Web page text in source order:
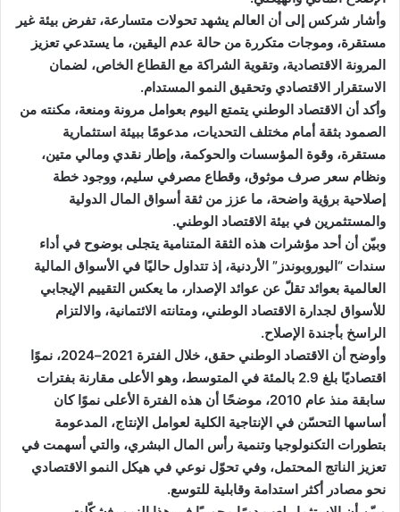
وأشار شركس إلى أن العالم يشهد تحولات متسارعة، تفرض بيئة غير
مستقرة، وموجات متكررة من حالة عدم اليقين، ما يستدعي تعزيز
المرونة الاقتصادية، وتقوية الشراكة مع القطاع الخاص، لضمان
الاستقرار الاقتصادي وتحقيق النمو المستدام.
وأكد أن الاقتصاد الوطني يتمتع اليوم بعوامل مرونة ومنعة، مكنته من
الصمود بثقة أمام مختلف التحديات، مدعومًا ببيئة استثمارية
مستقرة، وقوة المؤسسات والحوكمة، وإطار نقدي ومالي متين،
ونظام سعر صرف موثوق، وقطاع مصرفي سليم، ووجود خطة
إصلاحية برؤية واضحة، ما عزز من ثقة أسواق المال الدولية
والمستثمرين في بيئة الاقتصاد الوطني.
وبيّن أن أحد مؤشرات هذه الثقة المتنامية يتجلى بوضوح في أداء
سندات “اليوروبوندز” الأردنية، إذ تتداول حاليًا في الأسواق المالية
العالمية بعوائد تقلّ عن عوائد الإصدار، ما يعكس التقييم الإيجابي
للأسواق لجدارة الاقتصاد الوطني، ومتانته الائتمانية، والالتزام
الراسخ بأجندة الإصلاح.
وأوضح أن الاقتصاد الوطني حقق، خلال الفترة 2021–2024، نموًا
اقتصاديًا بلغ 2.9 بالمئة في المتوسط، وهو الأعلى مقارنة بفترات
سابقة منذ عام 2010، موضحًا أن هذه الفترة الأعلى نموًا كان
أساسها التحسّن في الإنتاجية الكلية لعوامل الإنتاج، المدعومة
بتطورات التكنولوجيا وتنمية رأس المال البشري، والتي أسهمت في
تعزيز الناتج المحتمل، وفي تحوّل نوعي في هيكل النمو الاقتصادي
نحو مصادر أكثر استدامة وقابلية للتوسع.